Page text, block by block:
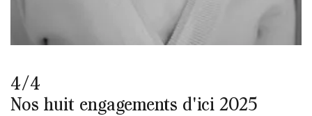
4/4
Nos huit engagements d'ici 2025